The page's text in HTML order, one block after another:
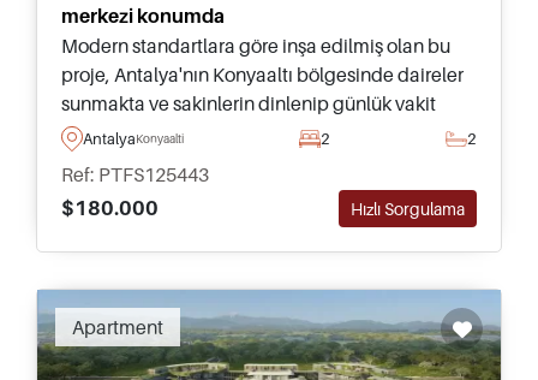
merkezi konumda
Modern standartlara göre inşa edilmiş olan bu
proje, Antalya'nın Konyaaltı bölgesinde daireler
sunmakta ve sakinlerin dinlenip günlük vakit
geçirebileceği ortak yüzme havuzu ve bahçelere
AntalyaKonyaalti 2 2
Ref: PTFS125443
$180.000
Hızlı Sorgulama
Apartment